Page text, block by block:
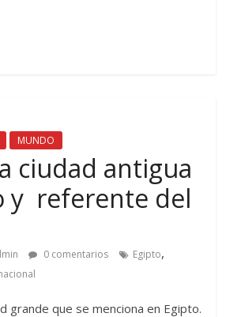
MUNDO
ciudad antigua
y referente del
0 comentarios Egipto,
grande que se menciona en Egipto.